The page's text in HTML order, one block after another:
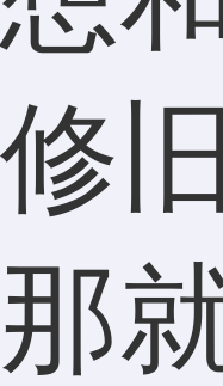
修
那